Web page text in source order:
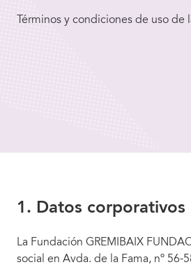
Términos y condiciones de uso de
1. Datos corporativos
La Fundación GREMIBAIX
social en Avda. de la Fama, nº 56-